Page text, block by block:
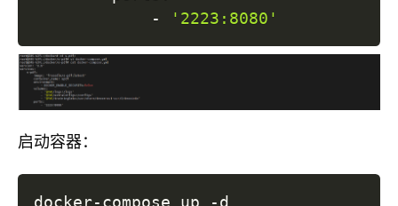
            -
'2223:8080'
启动容器：